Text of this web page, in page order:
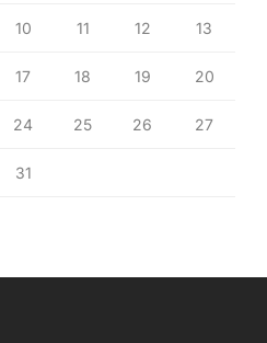
10 11 12 13
17 18 19 20
24 25 26 27
31